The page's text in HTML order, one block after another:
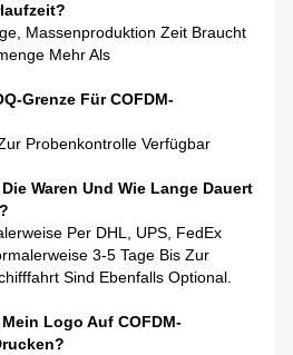
Massenproduktion Zeit Braucht
Mehr Als
Grenze Für COFDM-
Probenkontrolle Verfügbar
Waren Und Wie Lange Dauert
Per DHL, UPS, FedEx
3-5 Tage Bis Zur
Sind Ebenfalls Optional.
Logo Auf COFDM-